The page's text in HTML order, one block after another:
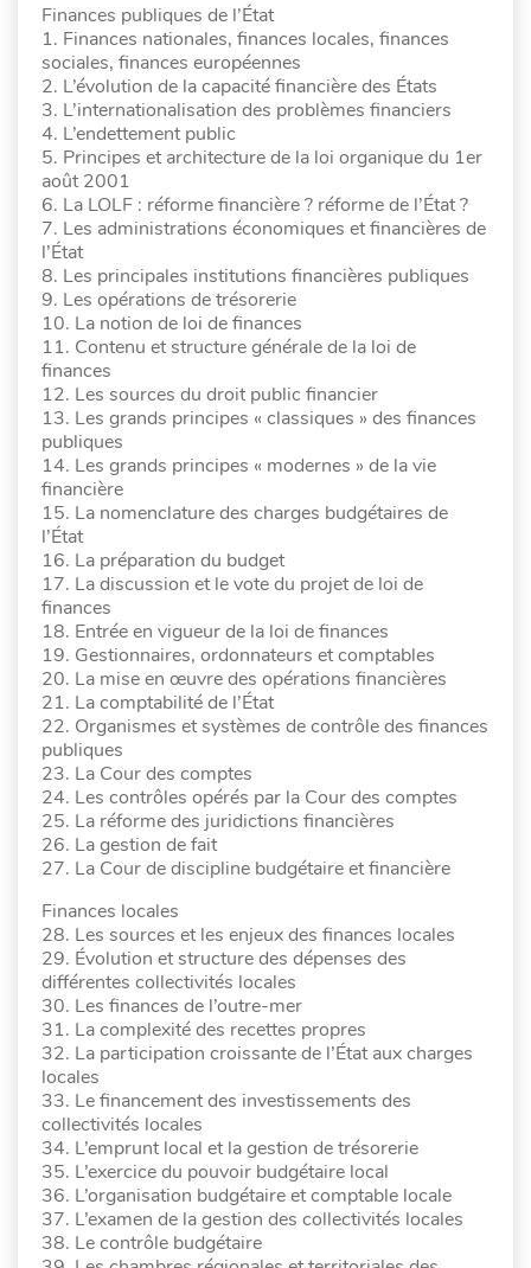
Finances publiques de l’État
1. Finances nationales, finances locales, finances
sociales, finances européennes
2. L’évolution de la capacité financière des États
3. L’internationalisation des problèmes financiers
4. L’endettement public
5. Principes et architecture de la loi organique du 1er
août 2001
6. La LOLF : réforme financière ? réforme de l’État ?
7. Les administrations économiques et financières de
l’État
8. Les principales institutions financières publiques
9. Les opérations de trésorerie
10. La notion de loi de finances
11. Contenu et structure générale de la loi de
finances
12. Les sources du droit public financier
13. Les grands principes « classiques » des finances
publiques
14. Les grands principes « modernes » de la vie
financière
15. La nomenclature des charges budgétaires de
l’État
16. La préparation du budget
17. La discussion et le vote du projet de loi de
finances
18. Entrée en vigueur de la loi de finances
19. Gestionnaires, ordonnateurs et comptables
20. La mise en œuvre des opérations financières
21. La comptabilité de l’État
22. Organismes et systèmes de contrôle des finances
publiques
23. La Cour des comptes
24. Les contrôles opérés par la Cour des comptes
25. La réforme des juridictions financières
26. La gestion de fait
27. La Cour de discipline budgétaire et financière
Finances locales
28. Les sources et les enjeux des finances locales
29. Évolution et structure des dépenses des
différentes collectivités locales
30. Les finances de l’outre-mer
31. La complexité des recettes propres
32. La participation croissante de l’État aux charges
locales
33. Le financement des investissements des
collectivités locales
34. L’emprunt local et la gestion de trésorerie
35. L’exercice du pouvoir budgétaire local
36. L’organisation budgétaire et comptable locale
37. L’examen de la gestion des collectivités locales
38. Le contrôle budgétaire